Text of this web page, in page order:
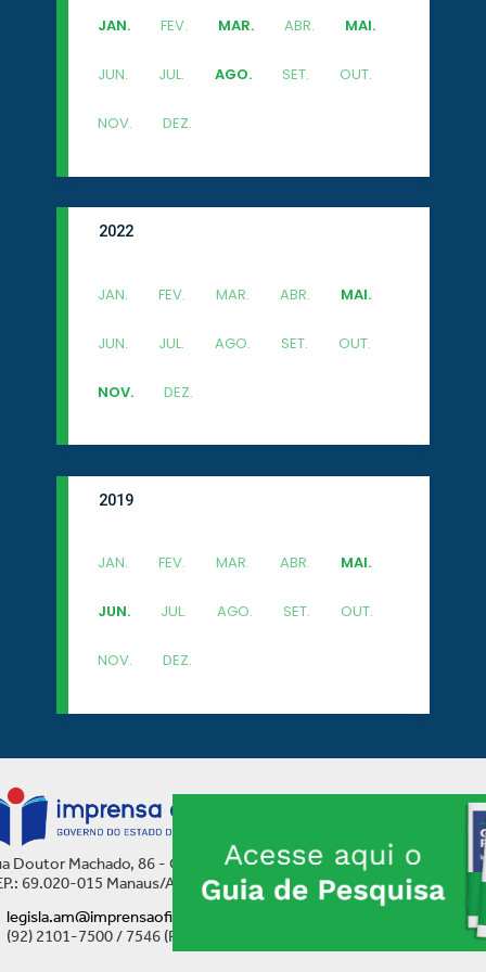
JAN. FEV. MAR. ABR. MAI.
JUN. JUL. AGO. SET. OUT.
NOV. DEZ.
2022
JAN. FEV. MAR. ABR. MAI.
JUN. JUL. AGO. SET. OUT.
NOV. DEZ.
2019
JAN. FEV. MAR. ABR. MAI.
JUN. JUL. AGO. SET. OUT.
NOV. DEZ.
Doutor Machado, 86 - Centro
69.020-015 Manaus/AM
legisla.am@imprensaoficial.am.gov.br
(92) 2101-7500 / 7546 (Ramal)